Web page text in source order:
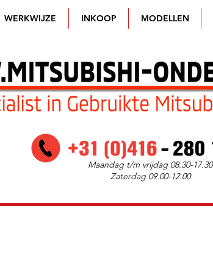
WERKWIJZE INKOOP MODELLEN
Maandag t/m vrijdag 08.30-17.30
Zaterdag 09.00-12.00